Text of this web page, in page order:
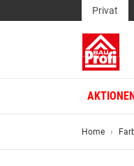
Privat
Home